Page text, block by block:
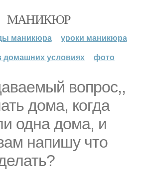
МАНИКЮР
маникюра
уроки маникюра
домашних условиях
фото
вопрос,,
дома, когда
одна дома, и
напишу что